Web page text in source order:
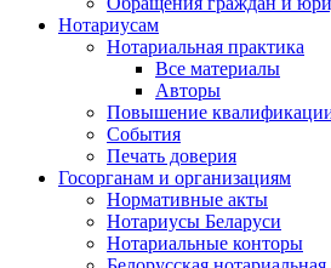
Нотариусам
Нотариальная практика
Все материалы
Авторы
Повышение
События
Печать доверия
Госорганам и организациям
Нормативные акты
Нотариусы Беларуси
Нотариальные конторы